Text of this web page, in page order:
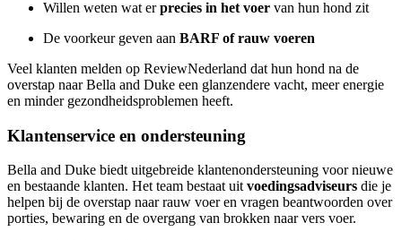
Willen weten wat erprecies in het voer van hun hond zit
De voorkeur geven aan BARF of rauw voeren
Veel klanten melden op ReviewNederland dat hun hond na de
overstap naar Bella and Duke een glanzendere vacht, meer energie
en minder gezondheidsproblemen heeft.
Klantenservice en ondersteuning
Bella and Duke biedt uitgebreide klantenondersteuning voor nieuwe
en bestaande klanten. Het team bestaat uit voedingsadviseurs die je
helpen bij de overstap naar rauw voer en vragen beantwoorden over
porties, bewaring en de overgang van brokken naar vers voer.